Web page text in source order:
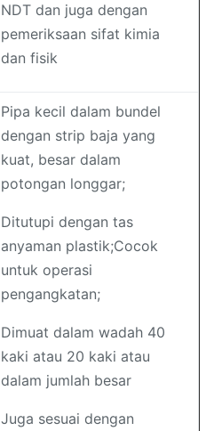
NDT dan juga dengan
pemeriksaan sifat kimia
dan fisik
Pipa kecil dalam bundel
dengan strip baja yang
kuat, besar dalam
potongan longgar;
Ditutupi dengan tas
anyaman plastik;Cocok
untuk operasi
pengangkatan;
Dimuat dalam wadah 40
kaki atau 20 kaki atau
dalam jumlah besar
Juga sesuai dengan